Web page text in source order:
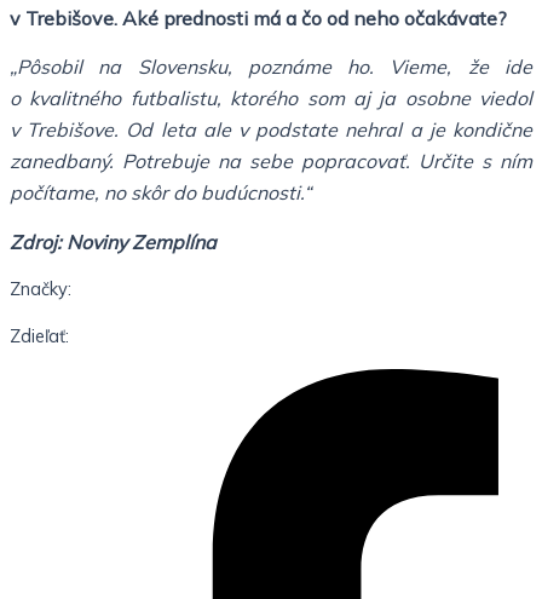
v Trebišove. Aké prednosti má a čo od neho očakávate?
„Pôsobil na Slovensku, poznáme ho. Vieme, že ide
o kvalitného futbalistu, ktorého som aj ja osobne viedol
v Trebišove. Od leta ale v podstate nehral a je kondične
zanedbaný. Potrebuje na sebe popracovať. Určite s ním
počítame, no skôr do budúcnosti.“
Zdroj: Noviny Zemplína
Značky:
Zdieľať: